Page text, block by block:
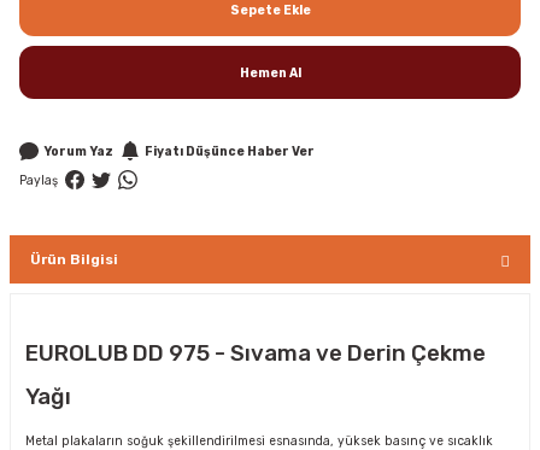
Sepete Ekle
Hemen Al
Yorum Yaz
Fiyatı Düşünce Haber Ver
Paylaş
Ürün Bilgisi
EUROLUB DD 975 - Sıvama ve Derin Çekme
Yağı
Metal plakaların soğuk şekillendirilmesi esnasında, yüksek basınç ve sıcaklık